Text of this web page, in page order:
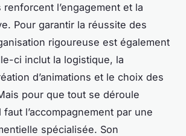
l’engagement et la
Pour garantir la réussite des
rigoureuse est également
ci inclut la logistique, la
d’animations et le choix des
pour que tout se déroule
l’accompagnement par une
spécialisée. Son